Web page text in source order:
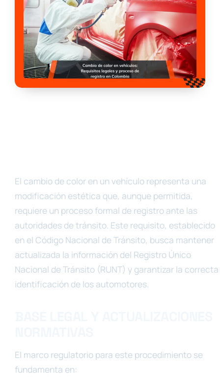
El cambio de color en un vehículo representa una
modificación estética que, aunque permitida,
requiere un proceso formal de registro ante las
autoridades de tránsito. Este requisito, establecido
en el Código Nacional de Tránsito, busca mantener
actualizada la información del Registro Único
Nacional de Tránsito (RUNT) y garantizar la correcta
identificación de los automotores.
El marco regulatorio para este procedimiento se
fundamenta en: